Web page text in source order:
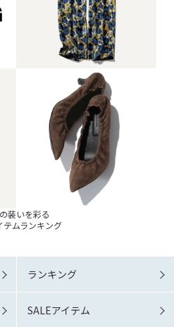
装いを彩る
テムランキング
ランキング
SALEアイテム